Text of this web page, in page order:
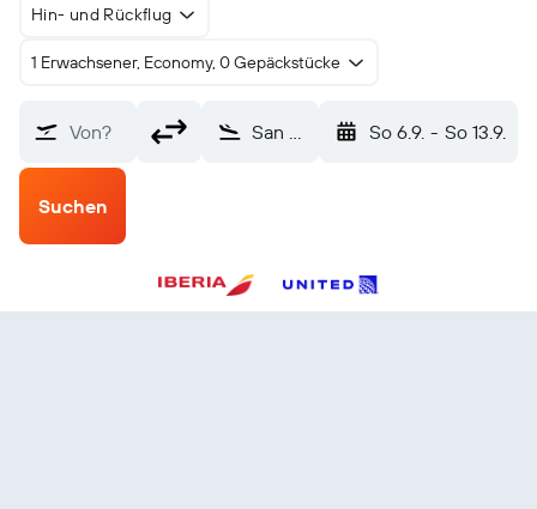
Hin- und Rückflug
1 Erwachsener, Economy, 0 Gepäckstücke
Von? San Salvador El Salvador (SAL) So 6.9. - So 13.9.
Suchen